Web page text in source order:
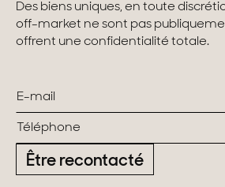
Des biens uniques, en toute
off-market ne sont pas
offrent une confidentialité totale.
Être recontacté